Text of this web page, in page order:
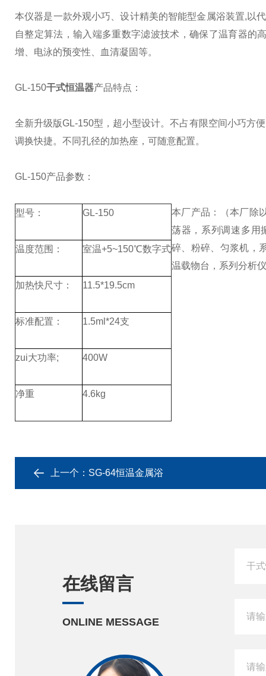
本仪器是一款外观小巧、设计精美的智能型金属浴装置,以
自整定算法，输入端多重数字滤波技术，确保了温育器的
增、电泳的预变性、血清凝固等。
GL-150干式恒温器产品特点：
全新升级版GL-150型，超小型设计。不占有限空间小巧方
调换快捷。不同孔径的加热座，可随意配置。
GL-150产品参数：
型号： GL-150
温度范围： 室温+5~150℃数字式
加热快尺寸： 11.5*19.5cm
标准配置： 1.5ml*24支
zui大功率; 400W
净重 4.6kg
本厂产品：
（本厂除
荡器，系列调速多用
碎、粉碎、匀浆机，
温载物台，系列分析
上一个： SG-64恒温金属浴
在线留言
ONLINE MESSAGE